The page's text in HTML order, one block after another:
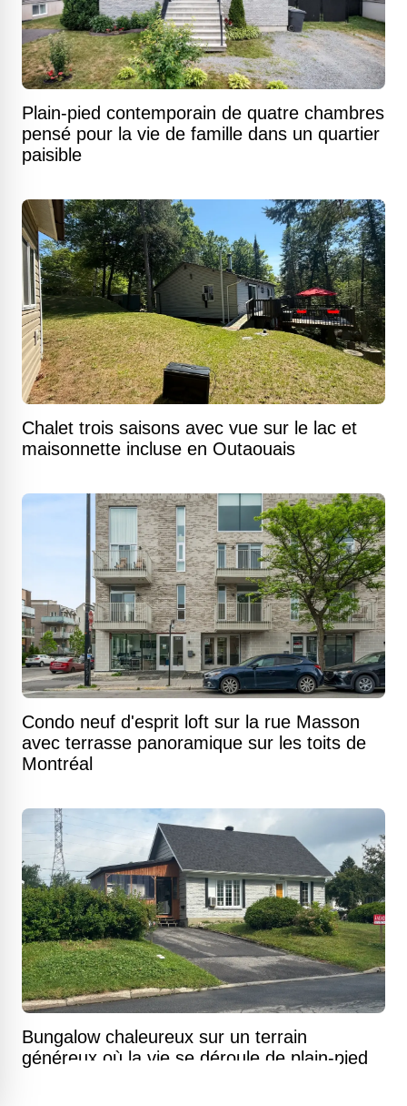
Plain-pied contemporain de quatre chambres
pensé pour la vie de famille dans un quartier
paisible
Chalet trois saisons avec vue sur le lac et
maisonnette incluse en Outaouais
Condo neuf d'esprit loft sur la rue Masson
avec terrasse panoramique sur les toits de
Montréal
Bungalow chaleureux sur un terrain
généreux où la vie se déroule de plain-pied